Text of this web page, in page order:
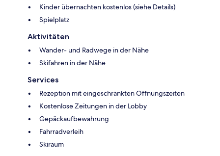
Kinder übernachten kostenlos (siehe Details)
Spielplatz
Aktivitäten
Wander- und Radwege in der Nähe
Skifahren in der Nähe
Services
Rezeption mit eingeschränkten Öffnungszeiten
Kostenlose Zeitungen in der Lobby
Gepäckaufbewahrung
Fahrradverleih
Skiraum